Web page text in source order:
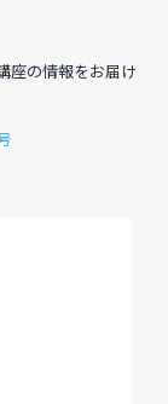
座の情報をお届け